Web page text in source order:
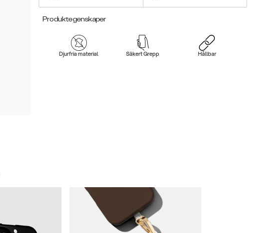
Produktegenskaper
Djurfria material Säkert Grepp Hållbar